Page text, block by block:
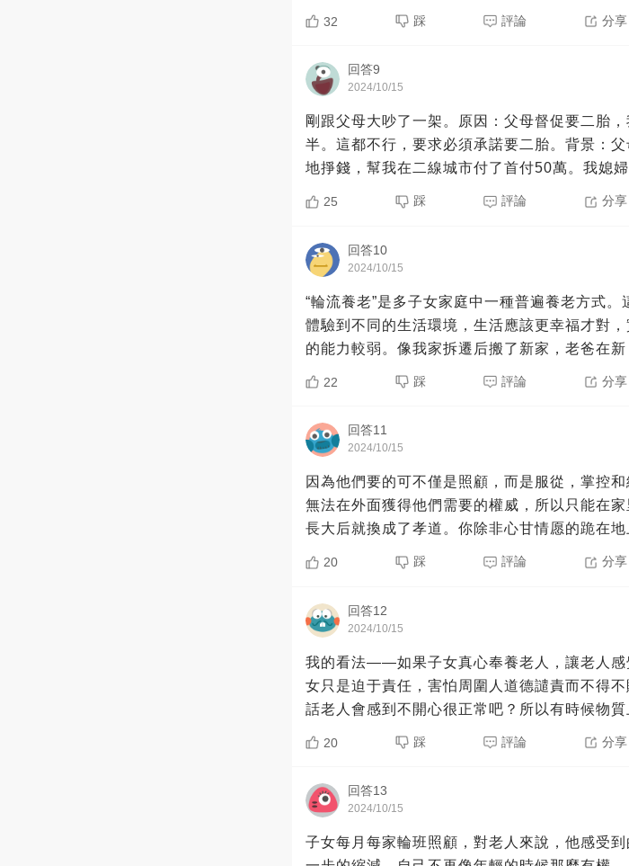
32 踩 評論 分享
回答9
2024/10/15
剛跟父母大吵了一架。原因：父母督促要二胎
半。這都不行，要求必須承諾要二胎。背景：
地掙錢，幫我在二線城市付了首付50萬。我媳
25 踩 評論 分享
回答10
2024/10/15
“輪流養老”是多子女家庭中一種普遍養老方式
體驗到不同的生活環境，生活應該更幸福才對
的能力較弱。像我家拆遷后搬了新家，老爸在新
22 踩 評論 分享
回答11
2024/10/15
因為他們要的可不僅是照顧，而是服從，掌控
無法在外面獲得他們需要的權威，所以只能在
長大后就換成了孝道。你除非心甘情愿的跪在地
20 踩 評論 分享
回答12
2024/10/15
我的看法——如果子女真心奉養老人，讓老人感
女只是迫于責任，害怕周圍人道德譴責而不得
話老人會感到不開心很正常吧？所以有時候物質
20 踩 評論 分享
回答13
2024/10/15
子女每月每家輪班照顧，對老人來說，他感受